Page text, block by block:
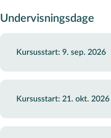
Undervisningsdage
Kursusstart: 9. sep. 2026
Kursusstart: 21. okt. 2026